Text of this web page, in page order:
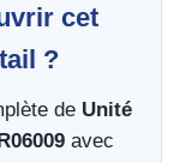
cet
?
de Unité
avec